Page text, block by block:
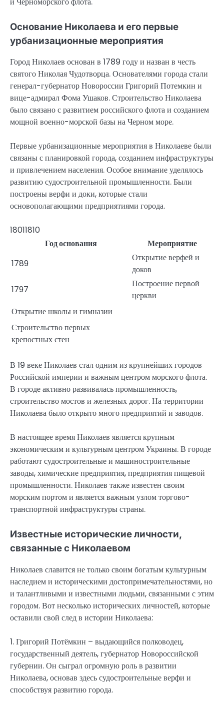
Основание Николаева и его первые
урбанизационные мероприятия
Город Николаев основан в 1789 году и назван в честь
святого Николая Чудотворца. Основателями города стали
генерал-губернатор Новороссии Григорий Потемкин и
вице-адмирал Фома Ушаков. Строительство Николаева
было связано с развитием российского флота и созданием
мощной военно-морской базы на Черном море.
Первые урбанизационные мероприятия в Николаеве были
связаны с планировкой города, созданием инфраструктуры
и привлечением населения. Особое внимание уделялось
развитию судостроительной промышленности. Были
построены верфи и доки, которые стали
основополагающими предприятиями города.
18011810
Год основания
Мероприятие
1789
Открытие верфей и
доков
1797
Построение первой
церкви
Открытие школы и гимназии
Строительство первых
крепостных стен
В 19 веке Николаев стал одним из крупнейших городов
Российской империи и важным центром морского флота.
В городе активно развивалась промышленность,
строительство мостов и железных дорог. На территории
Николаева было открыто много предприятий и заводов.
В настоящее время Николаев является крупным
экономическим и культурным центром Украины. В городе
работают судостроительные и машиностроительные
заводы, химические предприятия, предприятия пищевой
промышленности. Николаев также известен своим
морским портом и является важным узлом торгово-
транспортной инфраструктуры страны.
Известные исторические личности,
связанные с Николаевом
Николаев славится не только своим богатым культурным
наследием и историческими достопримечательностями, но
и талантливыми и известными людьми, связанными с этим
городом. Вот несколько исторических личностей, которые
оставили свой след в истории Николаева:
1. Григорий Потёмкин – выдающийся полководец,
государственный деятель, губернатор Новороссийской
губернии. Он сыграл огромную роль в развитии
Николаева, основав здесь судостроительные верфи и
способствуя развитию города.